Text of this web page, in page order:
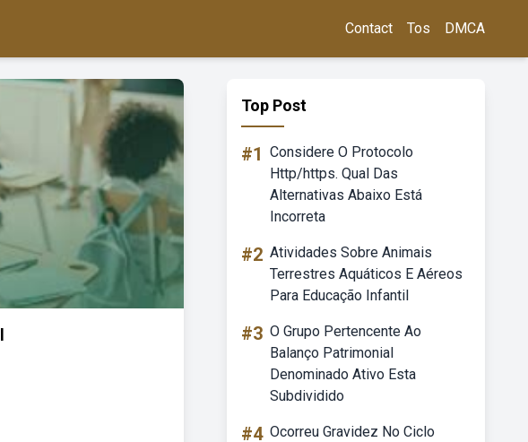
Contact Tos DMCA
Top Post
#1 Considere O Protocolo
Http/https. Qual Das
Alternativas Abaixo Está
Incorreta
#2 Atividades Sobre Animais
Terrestres Aquáticos E Aéreos
Para Educação Infantil
#3 O Grupo Pertencente Ao
Balanço Patrimonial
Denominado Ativo Esta
Subdividido
#4 Ocorreu Gravidez No Ciclo